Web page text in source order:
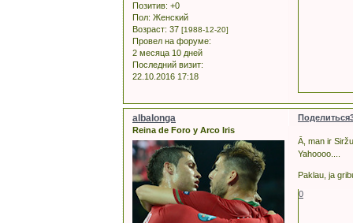
Позитив: +0
Пол: Женский
Возраст: 37 [1988-12-20]
Провел на форуме:
2 месяца 10 дней
Последний визит:
22.10.2016 17:18
Поделиться
albalonga
Reina de Foro y Arco Iris
Ā, man ir
Yahoooo....
Paklau, ja
0